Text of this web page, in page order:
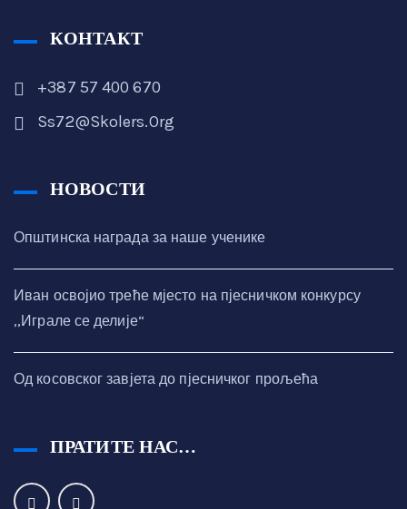
КОНТАКТ
+387 57 400 670
Ss72@skolers.org
НОВОСТИ
Општинска награда за наше ученике
Иван освојио треће мјесто на пјесничком конкурсу
,,Играле се делије“
Од косовског завјета до пјесничког прољећа
ПРАТИТЕ НАС…